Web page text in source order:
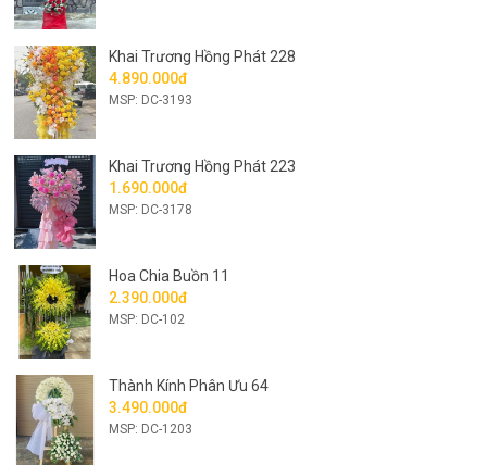
Khai Trương Hồng Phát 228
4.890.000đ
MSP: DC-3193
Khai Trương Hồng Phát 223
1.690.000đ
MSP: DC-3178
Hoa Chia Buồn 11
2.390.000đ
MSP: DC-102
Thành Kính Phân Ưu 64
3.490.000đ
MSP: DC-1203